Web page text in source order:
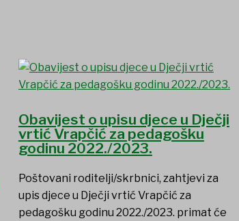
Obavijest o upisu djece u Dječji
vrtić Vrapčić za pedagošku
godinu 2022./2023.
Poštovani roditelji/skrbnici, zahtjevi za
upis djece u Dječji vrtić Vrapčić za
pedagošku godinu 2022./2023. primat će